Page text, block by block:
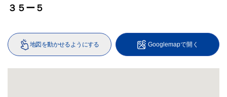
３５ー５
地図を動かせるようにする Googlemapで開く